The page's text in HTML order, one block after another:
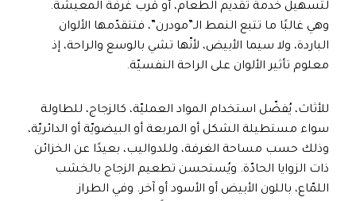
لتسهيل خدمة تقديم الطعام، أو قرب غرفة المعيشة.
وهي غالبًا ما تتبع النمط الـ”مودرن”، فتتقدّمها الألوان
الباردة، ولا سيما الأبيض، لأنّها تشي بالوسع والراحة، إذ
معلوم تأثير الألوان على الراحة النفسيّة.
للأثاث، يُفضّل استخدام المواد العمليّة، كالزجاج، للطاولة
سواء مستطيلة الشكل أو المربعة أو البيضويّة أو الدائريّة،
وذلك حسب مساحة الغرفة، وللدواليب، بعيدًا عن الخزائن
ذات الزوايا الحادّة. ويُستحسن تطعيم الزجاج بالخشب
اللمّاع، باللون الأبيض أو الأسود أو آخر. وفي الطراز